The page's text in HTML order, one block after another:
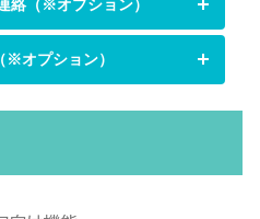
絡（※オプション）
※オプション）